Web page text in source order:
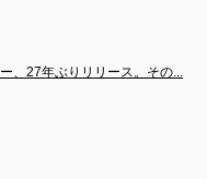
、27年ぶりリリース。その...